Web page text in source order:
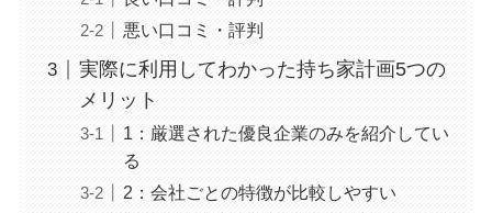
悪い口コミ・評判
実際に利用してわかった持ち家計画5つの
メリット
1：厳選された優良企業のみを紹介してい
る
2：会社ごとの特徴が比較しやすい